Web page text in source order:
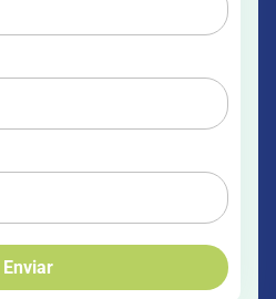
Enviar